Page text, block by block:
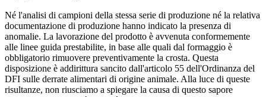
Né l'analisi di campioni della stessa serie di produzione né la relativa
documentazione di produzione hanno indicato la presenza di
anomalie. La lavorazione del prodotto è avvenuta conformemente
alle linee guida prestabilite, in base alle quali dal formaggio è
obbligatorio rimuovere preventivamente la crosta. Questa
disposizione è addirittura sancito dall'articolo 55 dell'Ordinanza del
DFI sulle derrate alimentari di origine animale. Alla luce di queste
risultanze, non riusciamo a spiegare la causa di questo sapore